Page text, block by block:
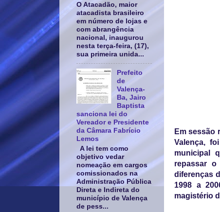
Em sessão
Valença,
municipal
repassar
diferenças
1998 a
magistério
O Atacadão, maior
atacadista brasileiro
em número de lojas e
com abrangência
nacional, inaugurou
nesta terça-feira, (17),
sua primeira unida...
Prefeito
de
Valença-
Ba, Jairo
Baptista
sanciona lei do
Vereador e Presidente
da Câmara Fabrício
Lemos
A lei tem como
objetivo vedar
nomeação em cargos
comissionados na
Administração Pública
Direta e Indireta do
município de Valença
de pess...